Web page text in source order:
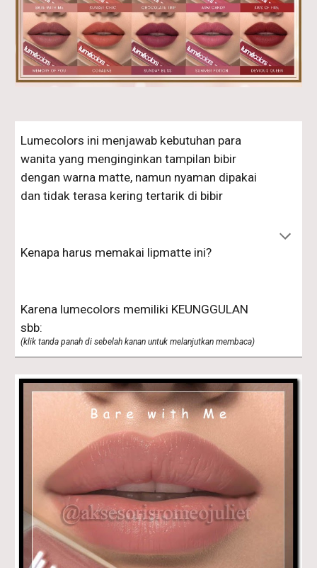
Lumecolors ini menjawab kebutuhan para
wanita yang menginginkan tampilan bibir
dengan warna matte, namun nyaman dipakai
dan tidak terasa kering tertarik di bibir
Kenapa harus memakai lipmatte ini?
Karena lumecolors memiliki KEUNGGULAN
sbb:
(klik tanda panah di sebelah kanan untuk melanjutkan membaca)